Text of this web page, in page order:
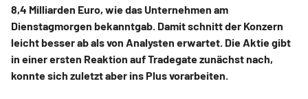
8,4 Milliarden Euro, wie das Unternehmen am
Dienstagmorgen bekanntgab. Damit schnitt der Konzern
leicht besser ab als von Analysten erwartet. Die Aktie gibt
in einer ersten Reaktion auf Tradegate zunächst nach,
konnte sich zuletzt aber ins Plus vorarbeiten.